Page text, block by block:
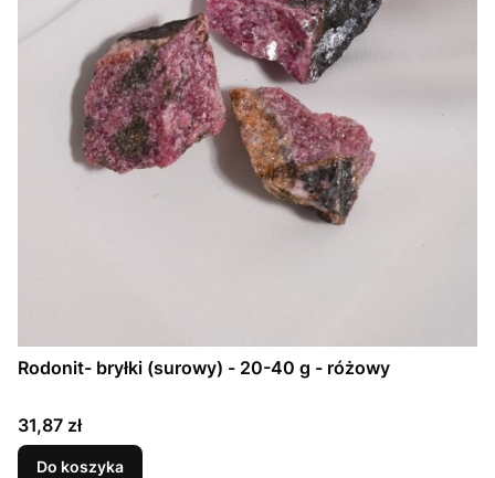
Rodonit- bryłki (surowy) - 20-40 g - różowy
Cena
31,87 zł
Do koszyka